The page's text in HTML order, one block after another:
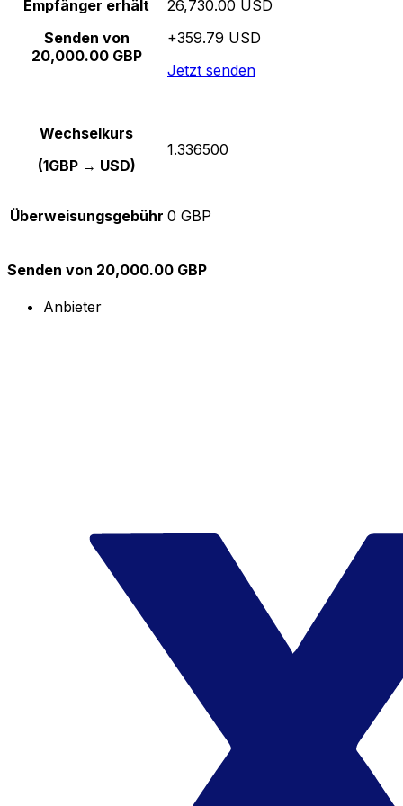
Empfänger erhält
Senden von
20,000.00 GBP
26,730.00 USD
+359.79 USD
Jetzt senden
Wechselkurs
(1GBP → USD)
1.336500
Überweisungsgebühr 0 GBP
Senden von 20,000.00 GBP
Anbieter